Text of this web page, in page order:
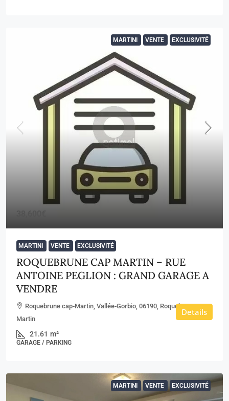
MARTINI VENTE EXCLUSIVITÉ
MARTINI VENTE EXCLUSIVITÉ
ROQUEBRUNE CAP MARTIN – RUE
ANTOINE PEGLION : GRAND GARAGE A
VENDRE
Roquebrune cap-Martin, Vallée-Gorbio, 06190, Roquebrune-Cap-
Martin
21.61 m²
GARAGE / PARKING
Details
MARTINI VENTE EXCLUSIVITÉ